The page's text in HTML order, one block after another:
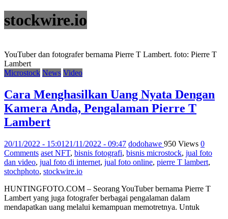
stockwire.io
YouTuber dan fotografer bernama Pierre T Lambert. foto: Pierre T
Lambert
Microstock News Video
Cara Menghasilkan Uang Nyata Dengan
Kamera Anda, Pengalaman Pierre T
Lambert
20/11/2022 - 15:01 21/11/2022 - 09:47 dodohawe 950 Views 0
Comments aset NFT, bisnis fotografi, bisnis microstock, jual foto
dan video, jual foto di internet, jual foto online, pierre T lambert,
stochphoto, stockwire.io
HUNTINGFOTO.COM – Seorang YouTuber bernama Pierre T
Lambert yang juga fotografer berbagai pengalaman dalam
mendapatkan uang melalui kemampuan memotretnya. Untuk